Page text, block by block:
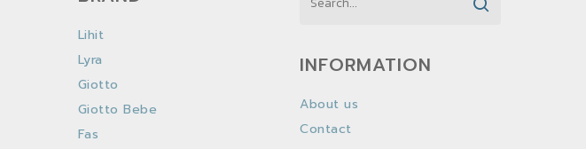
Lihit
Lyra
Giotto
Giotto Bebe
Fas
INFORMATION
About us
Contact